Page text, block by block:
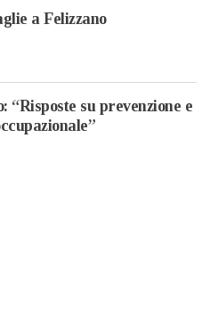
a Felizzano
“Risposte su prevenzione e